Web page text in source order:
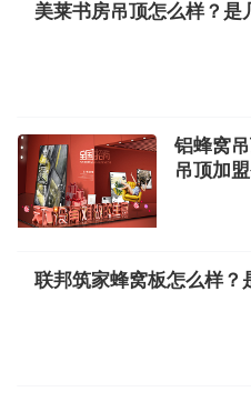
美莱书房吊顶怎么样？是
铝蜂窝
吊顶加
联邦筑家蜂窝板怎么样？